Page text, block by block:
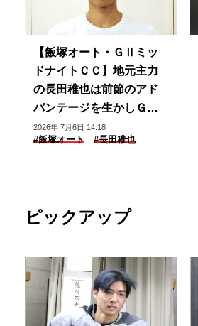
【飯塚オート・ＧⅡミッ
ドナイトＣＣ】地元主力
の長田稚也は前節のアド
バンテージを生かしＧⅡ
レース連続優勝を目指す
2026年 7月6日 14:18
#飯塚オート #長田稚也
ピックアップ